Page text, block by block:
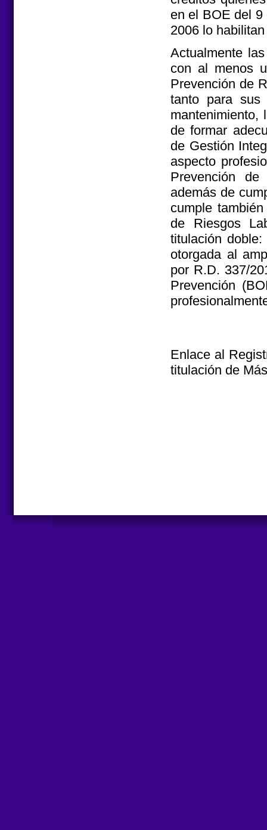
en el BOE del
2006 lo
Actualmente
con al menos
Prevención de
tanto para sus
mantenimiento,
de formar
de Gestión
aspecto
Prevención
además de
cumple
de Riesgos
titulación
otorgada al
por R.D. 337/
Prevención
Enlace al
titulación de